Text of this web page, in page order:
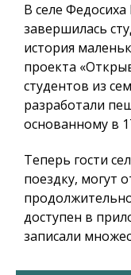
В селе
завершилась
история
проекта
студентов из
разработали
основанному в
Теперь гости
поездку, могут
доступен в
записали